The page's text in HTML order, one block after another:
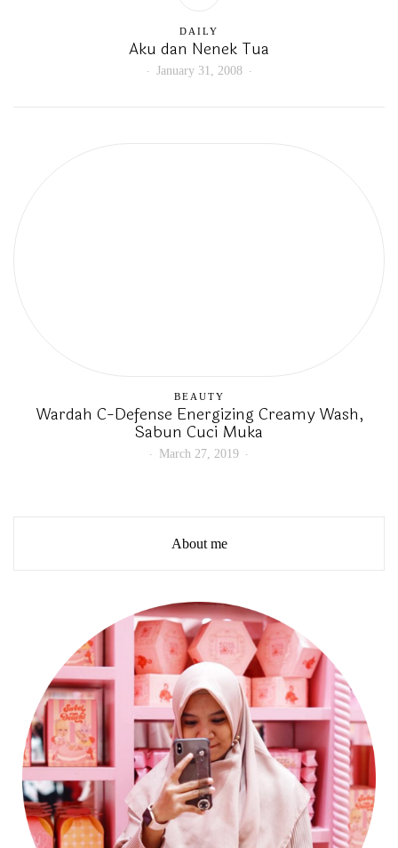
DAILY
Aku dan Nenek Tua
January 31, 2008
BEAUTY
Wardah C-Defense Energizing Creamy Wash,
Sabun Cuci Muka
March 27, 2019
About me